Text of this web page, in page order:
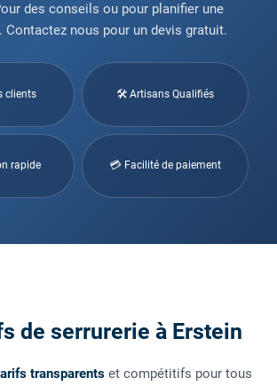
des conseils ou pour planifier une
Contactez nous pour un devis gratuit.
clients 🛠 Artisans Qualifiés
rapide 💳 Facilité de paiement
de serrurerie à Erstein
transparents et compétitifs pour tous